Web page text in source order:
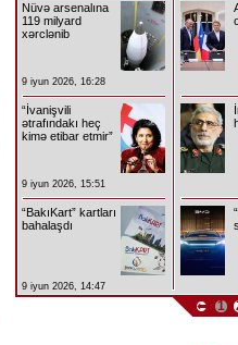
Nüvə arsenalına
119 milyard
xərclənib
9 iyun 2026, 16:28
“İvanişvili
ətrafındakı heç
kimə etibar etmir”
9 iyun 2026, 15:51
“BakıKart” kartları
bahalaşdı
9 iyun 2026, 14:47
1